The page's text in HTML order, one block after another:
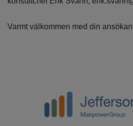
Varmt välkommen med din